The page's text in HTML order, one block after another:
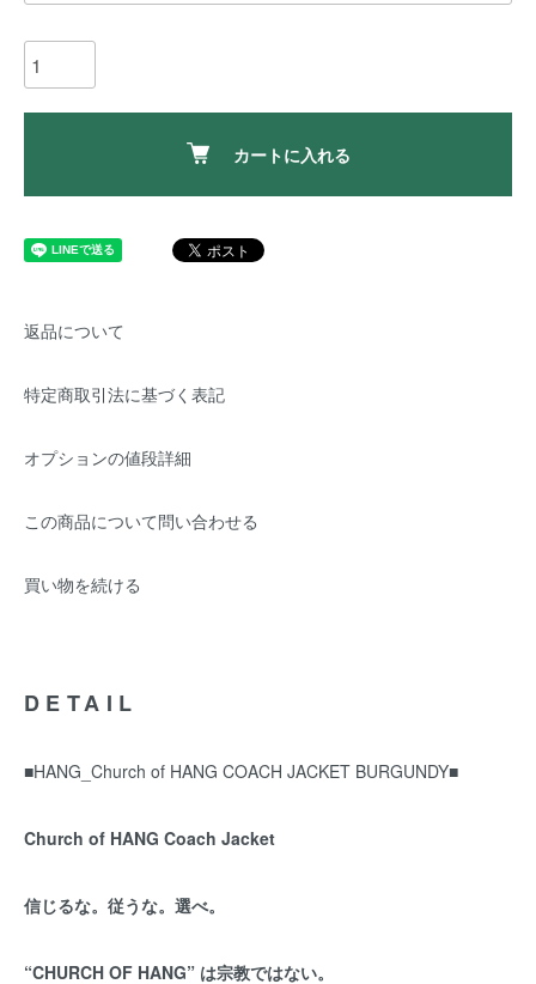
カートに入れる
返品について
特定商取引法に基づく表記
オプションの値段詳細
この商品について問い合わせる
買い物を続ける
DETAIL
■HANG_Church of HANG COACH JACKET BURGUNDY■
Church of HANG Coach Jacket
信じるな。従うな。選べ。
“CHURCH OF HANG” は宗教ではない。